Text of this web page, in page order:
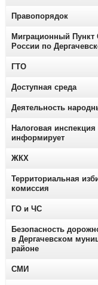
Правопорядок
Миграционный
России по
ГТО
Доступная среда
Деятельность
Налоговая инспекция
информирует
ЖКХ
Территориальная
комиссия
ГО и ЧС
Безопасность
в Дергачевском
районе
СМИ